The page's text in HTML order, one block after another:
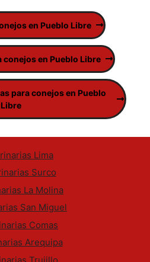
en Pueblo Libre
en Pueblo Libre
para conejos en Pueblo
Libre
Lima
Surco
La Molina
San Miguel
Comas
Arequipa